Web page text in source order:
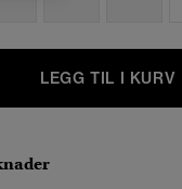
LEGG TIL I KURV